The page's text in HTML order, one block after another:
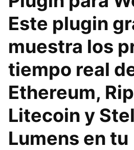
Este plugin
muestra los
tiempo real
Ethereum,
Litecoin y
Lumens en tu